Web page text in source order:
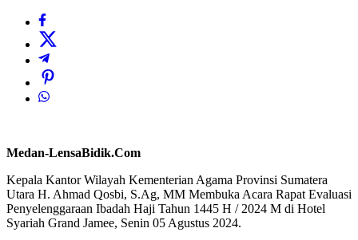
Medan-LensaBidik.Com
Kepala Kantor Wilayah Kementerian Agama Provinsi Sumatera
Utara H. Ahmad Qosbi, S.Ag, MM Membuka Acara Rapat Evaluasi
Penyelenggaraan Ibadah Haji Tahun 1445 H / 2024 M di Hotel
Syariah Grand Jamee, Senin 05 Agustus 2024.